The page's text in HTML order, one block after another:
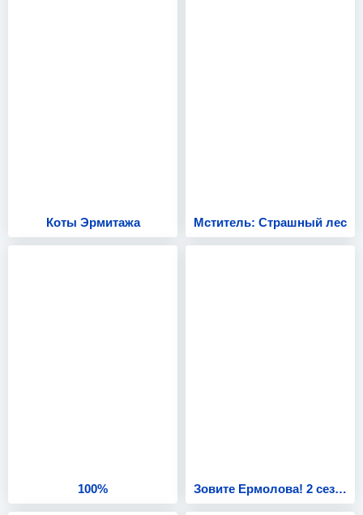
Коты Эрмитажа Мститель: Страшный лес
100% Зовите Ермолова! 2 сезон